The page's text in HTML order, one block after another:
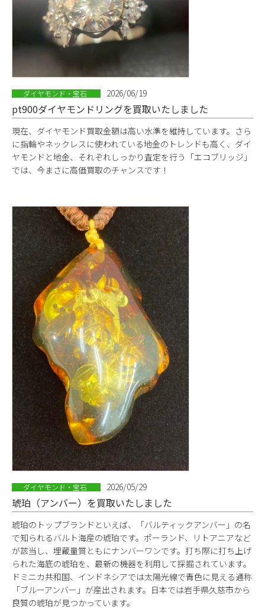
ダイヤモンド・宝石 2026/06/19
pt900ダイヤモンドリングを買取いたしました
現在、ダイヤモンド買取金額は高い水準を維持しています。さら
に指輪やネックレスに使われている地金のトレンドも高く、ダイ
ヤモンドと地金、それぞれしっかり査定を行う「エコブリッジ」
では、今まさに高価買取のチャンスです！
ダイヤモンド・宝石 2026/05/29
琥珀（アンバー）を買取いたしました
琥珀のトップブランドといえば、「バルティックアンバー」の名
で知られるバルト海産の琥珀です。ポーランド、リトアニアなど
が該当し、埋蔵量質ともにナンバーワンです。打ち際に打ち上げ
られた海底の琥珀を、最新の機器を利用して採掘されています。
ドミニカ共和国、インドネシアでは太陽光線で青色に見える通称
「ブルーアンバー」が産出されます。日本では岩手県久慈市から
良質の琥珀が見つかっています。